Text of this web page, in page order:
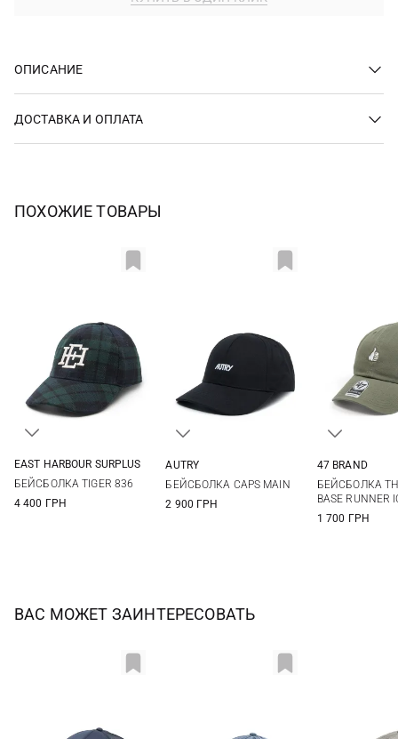
ОПИСАНИЕ
ДОСТАВКА И ОПЛАТА
ПОХОЖИЕ ТОВАРЫ
EAST HARBOUR SURPLUS
БЕЙСБОЛКА TIGER 836
4 400 ГРН
AUTRY
БЕЙСБОЛКА CAPS MAIN
2 900 ГРН
47 BRAND
БЕЙСБОЛКА
BASE RUNNER
1 700 ГРН
ВАС МОЖЕТ ЗАИНТЕРЕСОВАТЬ